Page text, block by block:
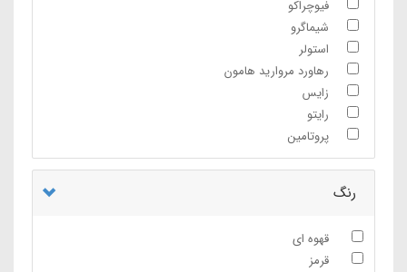
فیوچراکو
شیماگرو
استولر
رهاورد مروارید هامون
زایس
رایتو
پروتامین
رنگ
قهوه ای
قرمز